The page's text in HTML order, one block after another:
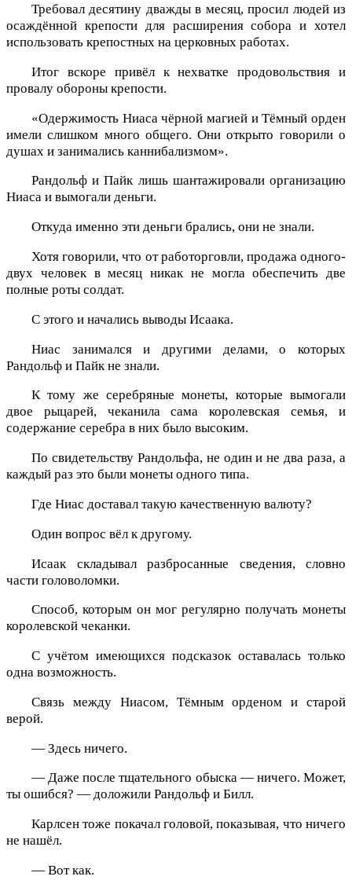
Требовал десятину дважды в месяц, просил людей из
осаждённой крепости для расширения собора и хотел
использовать крепостных на церковных работах.
Итог вскоре привёл к нехватке продовольствия и
провалу обороны крепости.
«Одержимость Ниаса чёрной магией и Тёмный орден
имели слишком много общего. Они открыто говорили о
душах и занимались каннибализмом».
Рандольф и Пайк лишь шантажировали организацию
Ниаса и вымогали деньги.
Откуда именно эти деньги брались, они не знали.
Хотя говорили, что от работорговли, продажа одного-
двух человек в месяц никак не могла обеспечить две
полные роты солдат.
С этого и начались выводы Исаака.
Ниас занимался и другими делами, о которых
Рандольф и Пайк не знали.
К тому же серебряные монеты, которые вымогали
двое рыцарей, чеканила сама королевская семья, и
содержание серебра в них было высоким.
По свидетельству Рандольфа, не один и не два раза, а
каждый раз это были монеты одного типа.
Где Ниас доставал такую качественную валюту?
Один вопрос вёл к другому.
Исаак складывал разбросанные сведения, словно
части головоломки.
Способ, которым он мог регулярно получать монеты
королевской чеканки.
С учётом имеющихся подсказок оставалась только
одна возможность.
Связь между Ниасом, Тёмным орденом и старой
верой.
— Здесь ничего.
— Даже после тщательного обыска — ничего. Может,
ты ошибся? — доложили Рандольф и Билл.
Карлсен тоже покачал головой, показывая, что ничего
не нашёл.
— Вот как.